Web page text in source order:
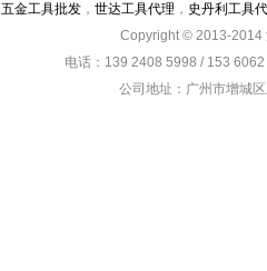
五金工具批发 ， 世达工具代理 ， 史丹利工具
Copyright © 2013-2014
电话：139 2408 5998 / 153
公司地址：广州市增城